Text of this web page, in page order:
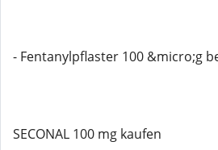
- Fentanylpflaster 100 &micro;g
SECONAL 100 mg kaufen